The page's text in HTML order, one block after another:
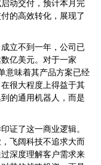
的高效转化，展现了
立不到一年，公司已
亿美元。对于一家
意味着其产品方案已经
很大程度上得益于其
的通用机器人，而是
证了这一商业逻辑。
飞阔科技不追求大而
深度理解客户需求来